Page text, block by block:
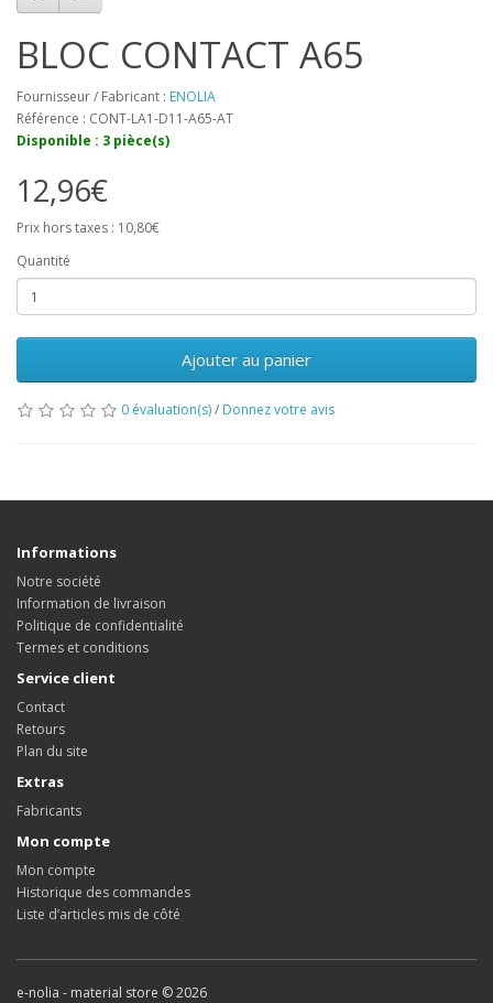
BLOC CONTACT A65
Fournisseur / Fabricant : ENOLIA
Référence : CONT-LA1-D11-A65-AT
Disponible : 3 pièce(s)
12,96€
Prix hors taxes : 10,80€
Quantité
Ajouter au panier
0 évaluation(s)/ Donnez votre avis
Informations
Notre société
Information de livraison
Politique de confidentialité
Termes et conditions
Service client
Contact
Retours
Plan du site
Extras
Fabricants
Mon compte
Mon compte
Historique des commandes
Liste d’articles mis de côté
e-nolia - material store © 2026